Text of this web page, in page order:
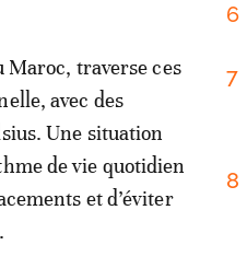
Maroc, traverse ces
avec des
Une situation
de vie quotidien
et d’éviter
6
7
8